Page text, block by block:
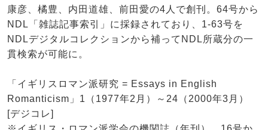
康彦、橘豊、内田道雄、前田愛の4人で創刊。64号から
NDL「雑誌記事索引」に採録されており、1-63号を
NDLデジタルコレクションから補ってNDL所蔵分の一
貫検索が可能に。
「イギリスロマン派研究 = Essays in English
Romanticism」1（1977年2月）～24（2000年3月）
[デジコレ]